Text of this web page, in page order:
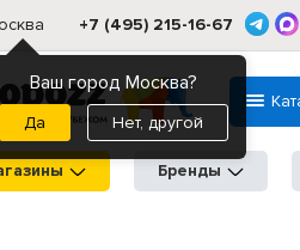
Ваш город Москва?
Нет, другой
+7 (495) 215-16-67
Бренды